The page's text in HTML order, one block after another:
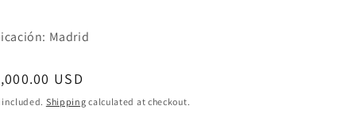
Madrid
USD
included. Shipping calculated at checkout.